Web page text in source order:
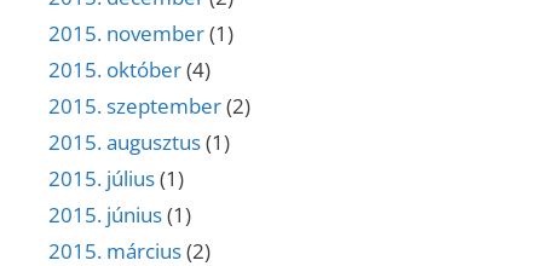
2015. november(1)
2015. október(4)
2015. szeptember(2)
2015. augusztus(1)
2015. július(1)
2015. június(1)
2015. március(2)